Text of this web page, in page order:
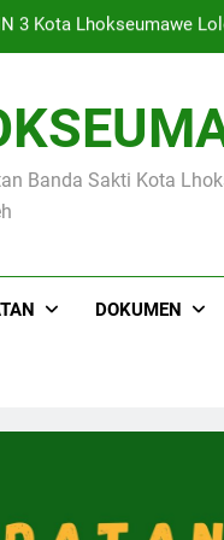
Tahap I Oleh Kantor
Kurikulum Berbasis
3 Kota Lhokseumawe
Banda Sakti Kota
DOKUMEN